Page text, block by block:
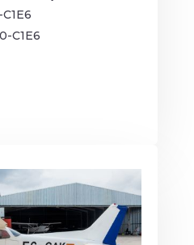
C1E6